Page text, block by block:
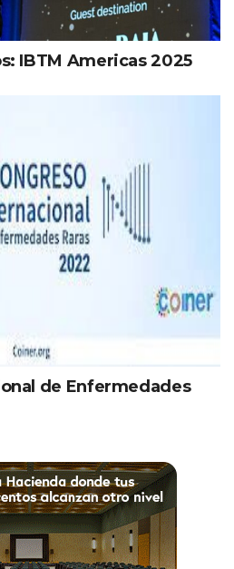
IBTM Americas 2025
de Enfermedades